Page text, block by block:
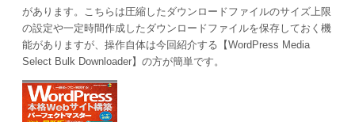
があります。こちらは圧縮したダウンロードファイルのサイズ上限
の設定や一定時間作成したダウンロードファイルを保存しておく機
能がありますが、操作自体は今回紹介する【WordPress Media
Select Bulk Downloader】の方が簡単です。